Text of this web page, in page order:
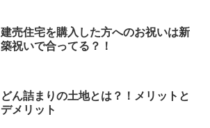
建売住宅を購入した方へのお祝いは新
築祝いで合ってる？！
どん詰まりの土地とは？！メリットと
デメリット